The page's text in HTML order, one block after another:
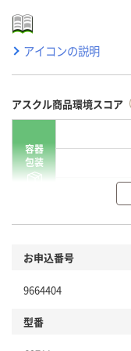
アイコンの説明
アスクル商品環境スコア
容器
包装
本体
お申込番号
9664404
型番